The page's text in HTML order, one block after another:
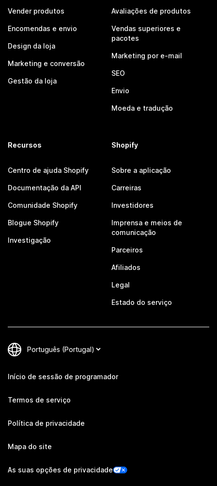
Vender produtos
Encomendas e envio
Design da loja
Marketing e conversão
Gestão da loja
Avaliações de produtos
Vendas superiores e
pacotes
Marketing por e-mail
SEO
Envio
Moeda e tradução
Recursos
Centro de ajuda Shopify
Documentação da API
Comunidade Shopify
Blogue Shopify
Investigação
Shopify
Sobre a aplicação
Carreiras
Investidores
Imprensa e meios de
comunicação
Parceiros
Afiliados
Legal
Estado do serviço
Início de sessão de programador
Termos de serviço
Política de privacidade
Mapa do site
As suas opções de privacidade